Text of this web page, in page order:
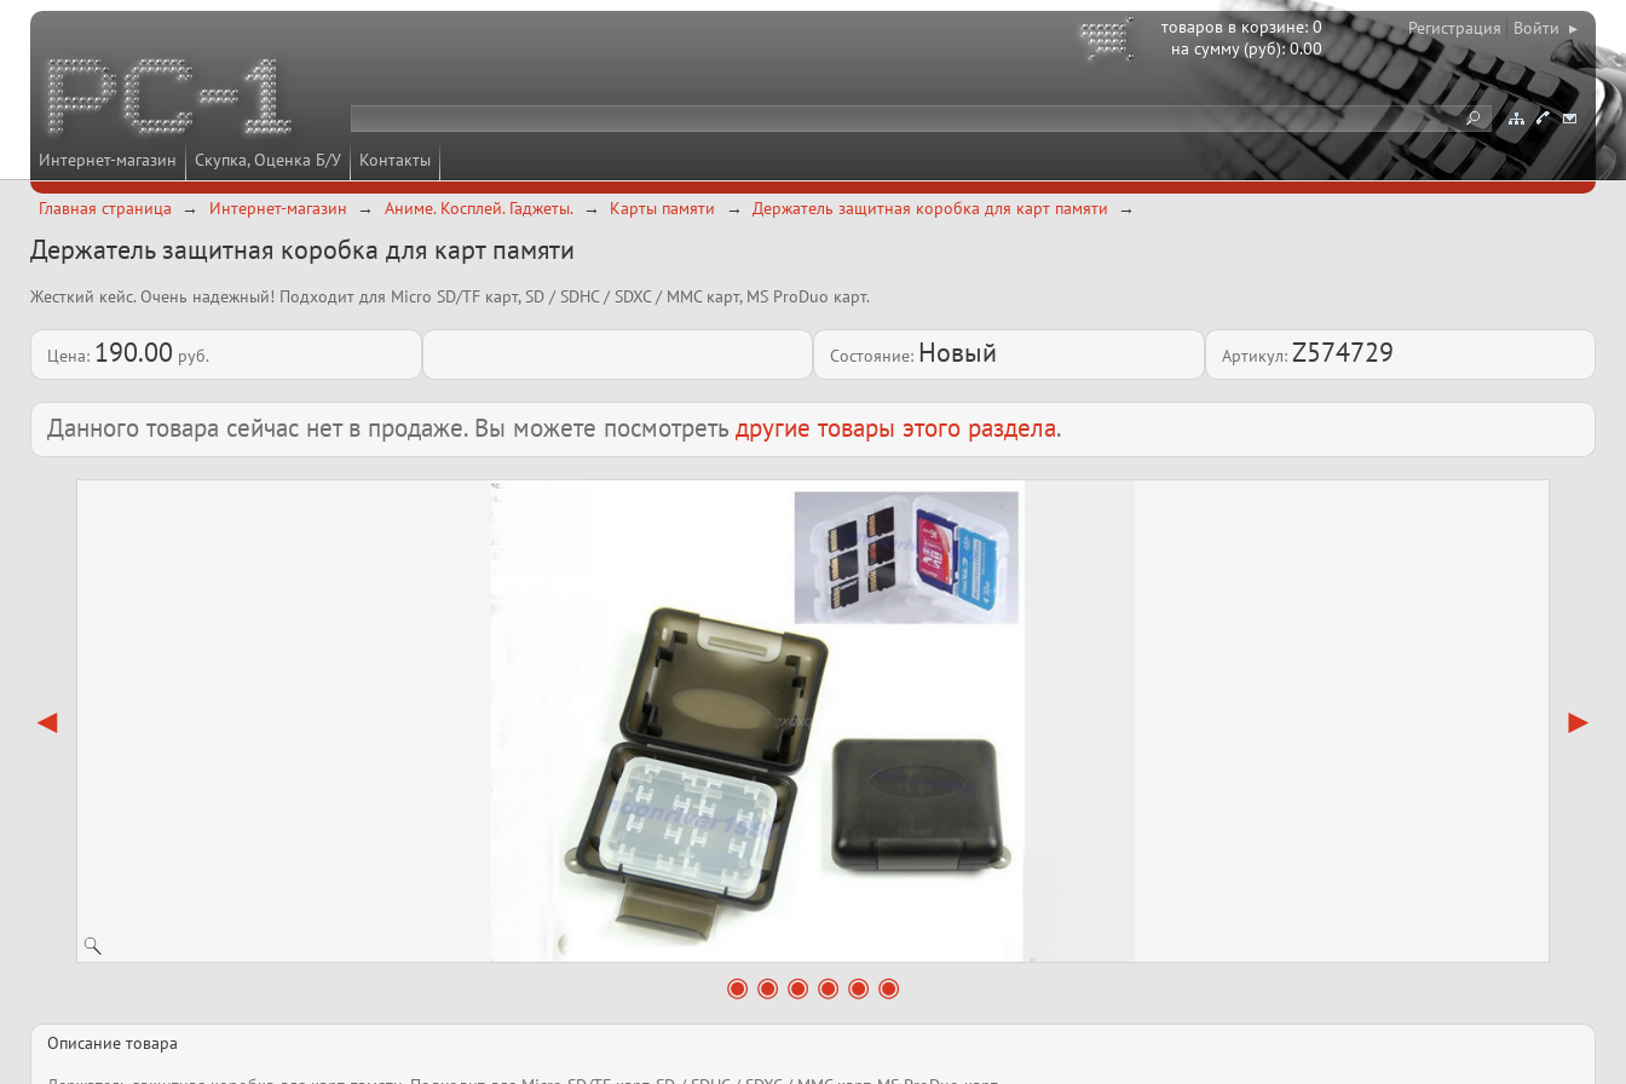
Интернет-магазин Скупка, Оценка Б/У Контакты
товаров в корзине:0
на сумму (руб):0.00
Регистрация Войти ▸
Главная страница Интернет-магазин Аниме. Косплей. Гаджеты. Карты памяти Держатель защитная коробка для карт памяти
Держатель защитная коробка для карт памяти
Жесткий кейс. Очень надежный! Подходит для Micro SD/TF карт, SD / SDHC / SDXC / MMC карт, MS ProDuo карт.
Цена: 190.00 руб. Состояние: Новый Артикул: Z574729
Данного товара сейчас нет в продаже. Вы можете посмотреть другие товары этого раздела.
Описание товара